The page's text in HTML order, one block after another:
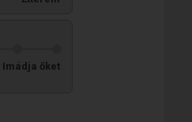
Imádja őket